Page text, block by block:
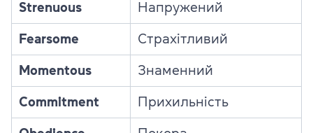
Strenuous Напружений
Fearsome Страхітливий
Momentous Знаменний
Commitment Прихильність